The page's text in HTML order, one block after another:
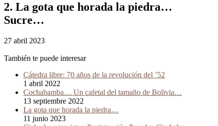
2. La gota que horada la piedra…
Sucre…
27 abril 2023
También te puede interesar
Cátedra libre: 70 años de la revolución del ’52
1 abril 2022
Cochabamba… Un cafetal del tamaño de Bolivia…
13 septiembre 2022
La gota que horada la piedra…
11 junio 2023